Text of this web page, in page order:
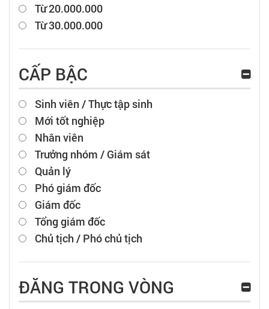
Từ 20.000.000
Từ 30.000.000
CẤP BẬC
Sinh viên / Thực tập sinh
Mới tốt nghiệp
Nhân viên
Trưởng nhóm / Giám sát
Quản lý
Phó giám đốc
Giám đốc
Tổng giám đốc
Chủ tịch / Phó chủ tịch
ĐĂNG TRONG VÒNG